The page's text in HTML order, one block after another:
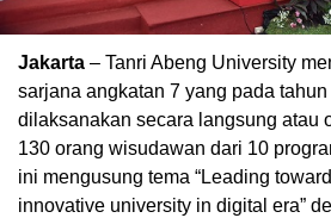
Jakarta – Tanri Abeng University
sarjana angkatan 7 yang pada
dilaksanakan secara langsung atau
130 orang wisudawan dari 10
ini mengusung tema “Leading
innovative university in digital era”